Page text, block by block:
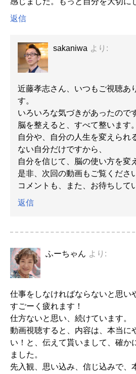
返信
sakaniwa より:
近藤孝志さん、いつもご視聴あ
す。
いろいろな気づきがあったので
脳を整えると、すべて整います。
自分や、自分の人生を変えられ
ない自分だけですから、
自分を信じて、脳の使い方を変
是非、次回の動画もご覧くださ
コメントも、また、お待ちして
返信
ふーちゃん より:
仕事をしなければならないと思い
すごーく疲れます！
仕方ないと思い、続けています。
動画視聴すると、内容は、本当に
い！と、伝えて貰いまして、確か
ました。
先入観、思い込み、信じ込みで、